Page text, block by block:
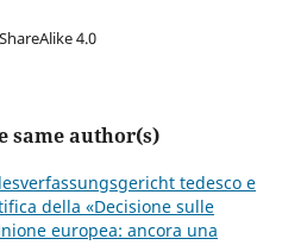
4.0
same author(s)
tedesco e
della «Decisione sulle
europea: ancora una